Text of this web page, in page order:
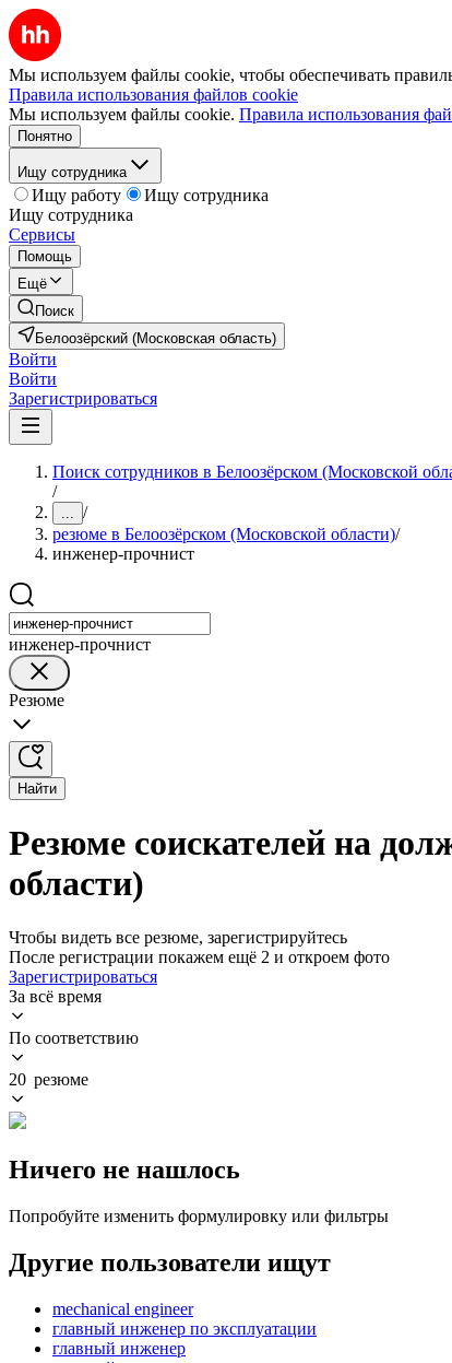
Мы используем файлы cookie, чтобы обеспечивать
Правила использования файлов cookie
Мы используем файлы cookie. Правила использования
Понятно
Ищу сотрудника
Ищу работу
Ищу сотрудника
Ищу сотрудника
Сервисы
Помощь
Ещё
Поиск
Белоозёрский (Московская область)
Войти
Войти
Зарегистрироваться
Поиск сотрудников в Белоозёрском (Московской
/
... /
резюме в Белоозёрском (Московской области)/
инженер-прочнист
инженер-прочнист
Резюме
Найти
Резюме соискателей на
области)
Чтобы видеть все резюме, зарегистрируйтесь
После регистрации покажем ещё 2 и откроем фото
Зарегистрироваться
За всё время
По соответствию
20 резюме
Ничего не нашлось
Попробуйте изменить формулировку или фильтры
Другие пользователи ищут
mechanical engineer
главный инженер по эксплуатации
главный инженер